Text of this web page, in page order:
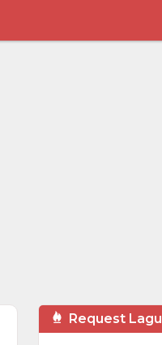
Request Lagu